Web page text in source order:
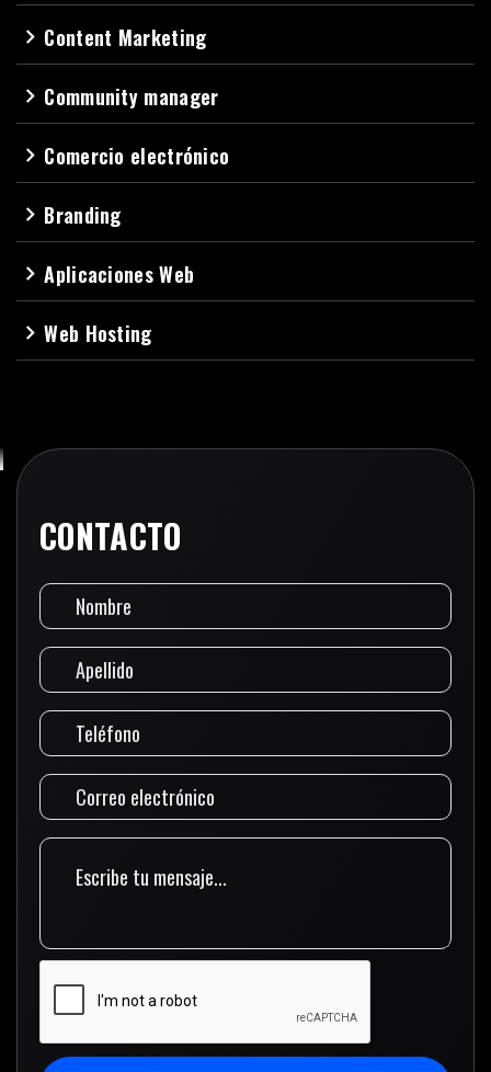
navigate_next Content Marketing
navigate_next Community manager
navigate_next Comercio electrónico
navigate_next Branding
navigate_nextAplicaciones Web
navigate_nextWeb Hosting
CONTACTO